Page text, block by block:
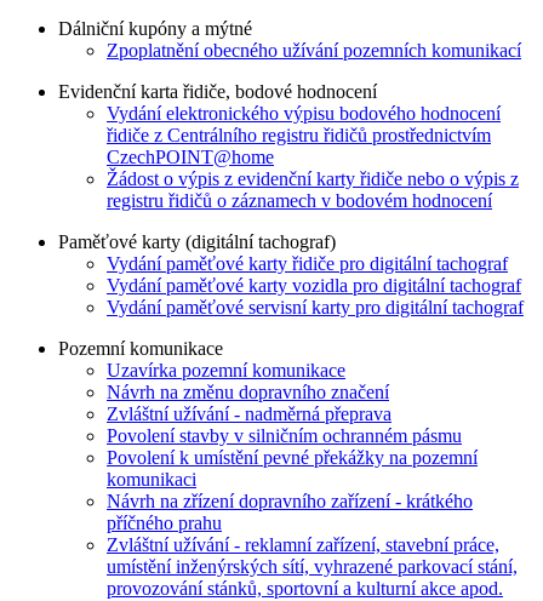
Dálniční kupóny a mýtné
Zpoplatnění obecného užívání pozemních komunikací
Evidenční karta řidiče, bodové hodnocení
Vydání elektronického výpisu bodového hodnocení
řidiče z Centrálního registru řidičů prostřednictvím
CzechPOINT@home
Žádost o výpis z evidenční karty řidiče nebo o výpis z
registru řidičů o záznamech v bodovém hodnocení
Paměťové karty (digitální tachograf)
Vydání paměťové karty řidiče pro digitální tachograf
Vydání paměťové karty vozidla pro digitální tachograf
Vydání paměťové servisní karty pro digitální tachograf
Pozemní komunikace
Uzavírka pozemní komunikace
Návrh na změnu dopravního značení
Zvláštní užívání - nadměrná přeprava
Povolení stavby v silničním ochranném pásmu
Povolení k umístění pevné překážky na pozemní
komunikaci
Návrh na zřízení dopravního zařízení - krátkého
příčného prahu
Zvláštní užívání - reklamní zařízení, stavební práce,
umístění inženýrských sítí, vyhrazené parkovací stání,
provozování stánků, sportovní a kulturní akce apod.